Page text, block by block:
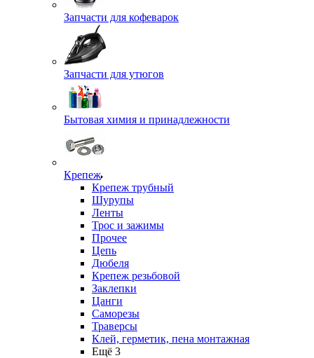
Запчасти для кофеварок
Запчасти для утюгов
Бытовая химия и принадлежности
Крепеж
Крепеж трубный
Шурупы
Ленты
Трос и зажимы
Прочее
Цепь
Дюбеля
Крепеж резьбовой
Заклепки
Цанги
Саморезы
Траверсы
Клей, герметик, пена монтажная
Ещё 3